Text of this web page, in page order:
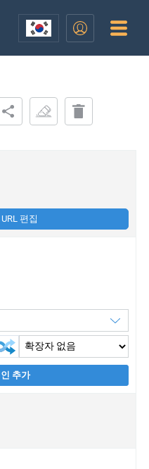
편집
추가